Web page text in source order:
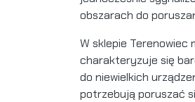
obszarach do
W sklepie
charakteryzuje się
do niewielkich
potrzebują poruszać